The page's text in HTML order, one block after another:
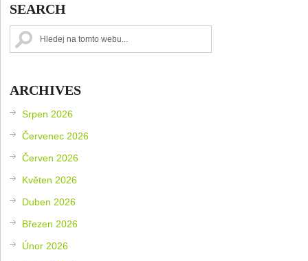
SEARCH
ARCHIVES
Srpen 2026
Červenec 2026
Červen 2026
Květen 2026
Duben 2026
Březen 2026
Únor 2026